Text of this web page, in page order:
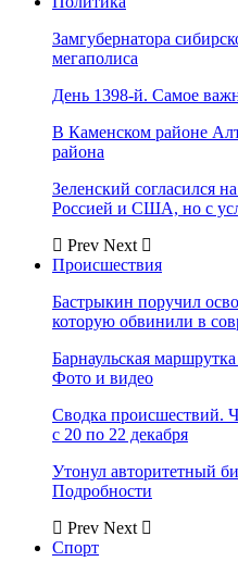
Замгубернатора
мегаполиса
День 1398-й. Самое
В Каменском районе
района
Зеленский согласился
Россией и США, но с
Prev Next
Происшествия
Бастрыкин поручил
которую обвинили в
Барнаульская
Фото и видео
Сводка происшествий.
с 20 по 22 декабря
Утонул авторитетный
Подробности
Prev Next
Спорт